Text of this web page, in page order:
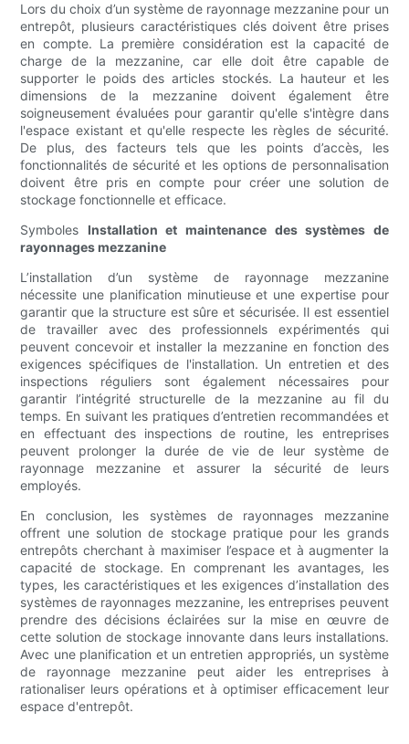
Lors du choix d’un système de rayonnage mezzanine pour un
entrepôt, plusieurs caractéristiques clés doivent être prises
en compte. La première considération est la capacité de
charge de la mezzanine, car elle doit être capable de
supporter le poids des articles stockés. La hauteur et les
dimensions de la mezzanine doivent également être
soigneusement évaluées pour garantir qu'elle s'intègre dans
l'espace existant et qu'elle respecte les règles de sécurité.
De plus, des facteurs tels que les points d’accès, les
fonctionnalités de sécurité et les options de personnalisation
doivent être pris en compte pour créer une solution de
stockage fonctionnelle et efficace.
Symboles Installation et maintenance des systèmes de
rayonnages mezzanine
L’installation d’un système de rayonnage mezzanine
nécessite une planification minutieuse et une expertise pour
garantir que la structure est sûre et sécurisée. Il est essentiel
de travailler avec des professionnels expérimentés qui
peuvent concevoir et installer la mezzanine en fonction des
exigences spécifiques de l'installation. Un entretien et des
inspections réguliers sont également nécessaires pour
garantir l’intégrité structurelle de la mezzanine au fil du
temps. En suivant les pratiques d’entretien recommandées et
en effectuant des inspections de routine, les entreprises
peuvent prolonger la durée de vie de leur système de
rayonnage mezzanine et assurer la sécurité de leurs
employés.
En conclusion, les systèmes de rayonnages mezzanine
offrent une solution de stockage pratique pour les grands
entrepôts cherchant à maximiser l’espace et à augmenter la
capacité de stockage. En comprenant les avantages, les
types, les caractéristiques et les exigences d’installation des
systèmes de rayonnages mezzanine, les entreprises peuvent
prendre des décisions éclairées sur la mise en œuvre de
cette solution de stockage innovante dans leurs installations.
Avec une planification et un entretien appropriés, un système
de rayonnage mezzanine peut aider les entreprises à
rationaliser leurs opérations et à optimiser efficacement leur
espace d'entrepôt.